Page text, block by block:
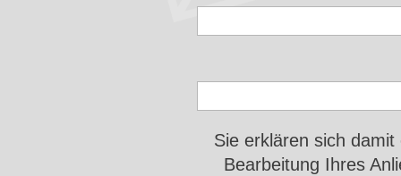
Sie erklären sich
Bearbeitung Ihres